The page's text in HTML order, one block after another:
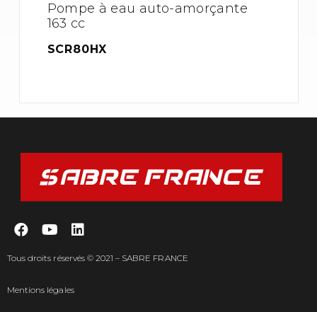
Pompe à eau auto-amorçante
163 cc
SCR80HX
Tous droits réservés © 2021 – SABRE FRANCE
Mentions légales